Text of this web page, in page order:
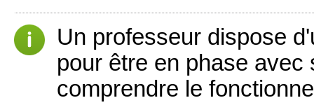
Un professeur dispose
pour être en phase
comprendre le